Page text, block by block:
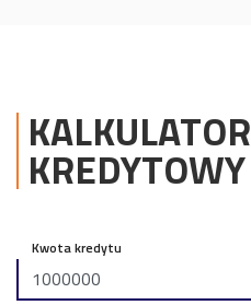
KALKULATOR
KREDYTOWY
Kwota kredytu